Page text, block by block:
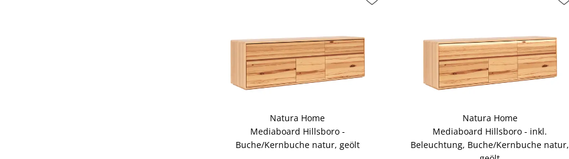
Natura Home
Mediaboard Hillsboro -
Buche/Kernbuche natur, geölt
Natura Home
Mediaboard Hillsboro - inkl.
Beleuchtung, Buche/Kernbuche natur,